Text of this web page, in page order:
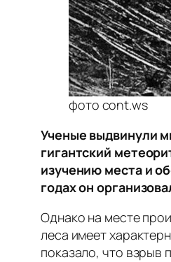
фото cont.ws
Ученые выдвинули
гигантский
изучению места и
годах он
Однако на месте
леса имеет
показало, что взрыв